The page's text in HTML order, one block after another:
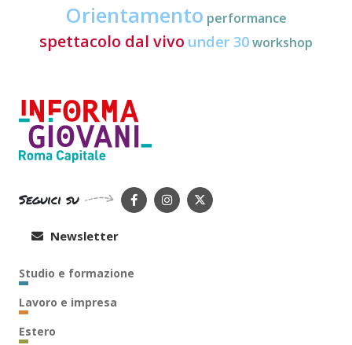
Orientamento performance
spettacolo dal vivo under 30workshop
Seguici su
Newsletter
Studio e formazione
Lavoro e impresa
Estero